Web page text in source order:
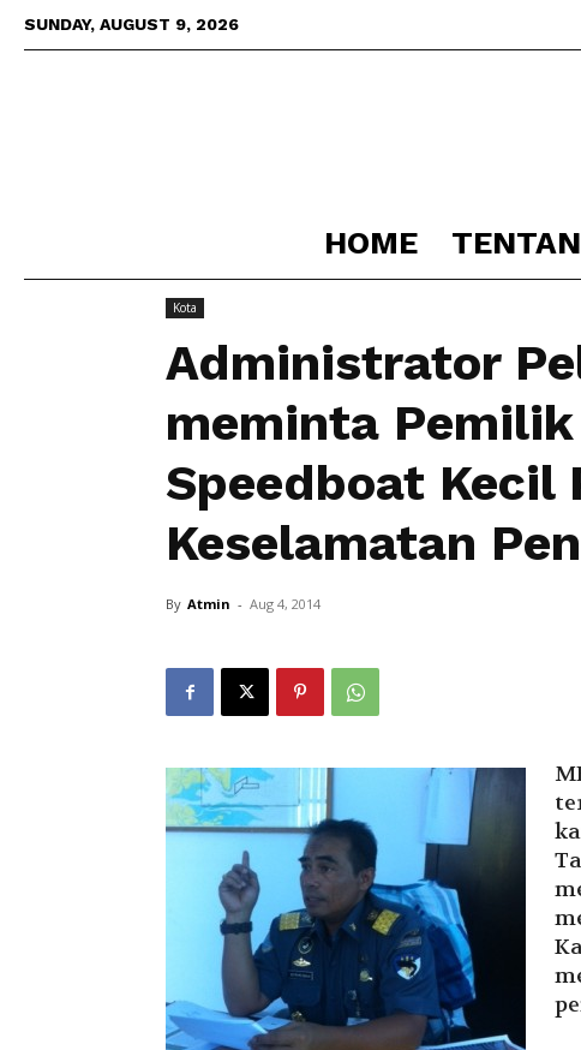
SUNDAY, AUGUST 9, 2026
HOME
Home Administrator Pelabuhan Tarakan
Kota
Administrator
meminta
Speedboat Kecil
Keselamatan
By Atmin - Aug 4, 2014